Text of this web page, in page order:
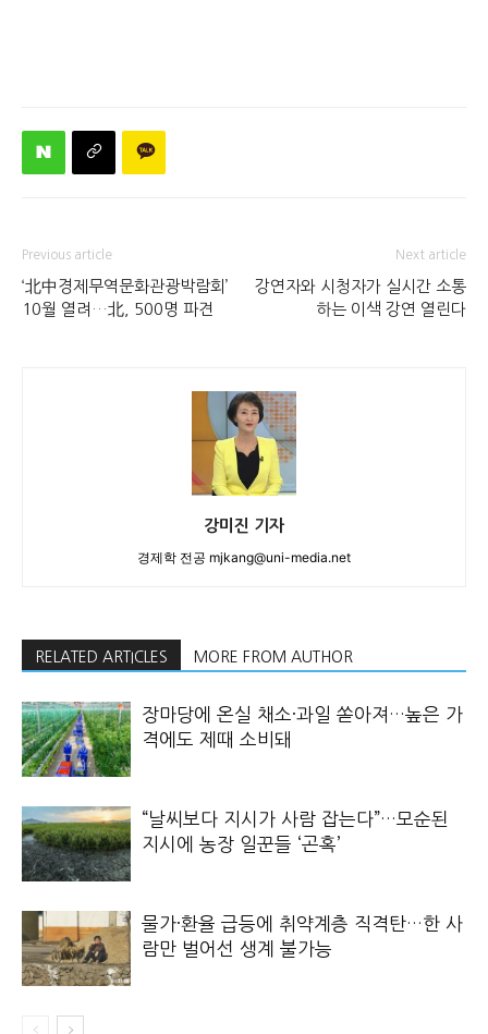
Previous article
‘北中경제무역문화관광박람회’
10월 열려…北, 500명 파견
Next article
강연자와 시청자가 실시간 소통
하는 이색 강연 열린다
강미진 기자
경제학 전공 mjkang@uni-media.net
RELATED ARTICLES MORE FROM AUTHOR
장마당에 온실 채소·과일 쏟아져…높은 가
격에도 제때 소비돼
“날씨보다 지시가 사람 잡는다”…모순된
지시에 농장 일꾼들 ‘곤혹’
물가·환율 급등에 취약계층 직격탄…한 사
람만 벌어선 생계 불가능